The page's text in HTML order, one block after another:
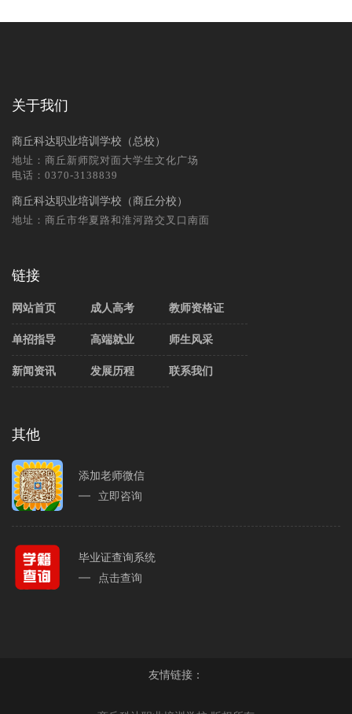
关于我们
商丘科达职业培训学校（总校）
地址：商丘新师院对面大学生文化广场
电话：0370-3138839
商丘科达职业培训学校（商丘分校）
地址：商丘市华夏路和淮河路交叉口南面
链接
网站首页 成人高考 教师资格证
单招指导 高端就业 师生风采
新闻资讯 发展历程 联系我们
其他
添加老师微信
立即咨询
毕业证查询系统
点击查询
友情链接：